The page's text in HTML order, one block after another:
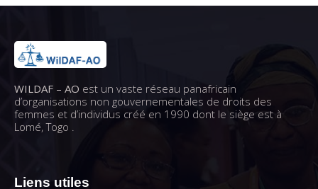
WILDAF – AO est un vaste réseau panafricain
d’organisations non gouvernementales de droits des
femmes et d’individus créé en 1990 dont le siège est à
Lomé, Togo .
Liens utiles